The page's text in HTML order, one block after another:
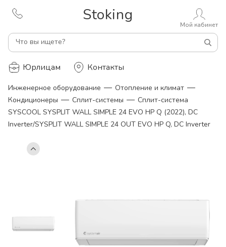
Stoking
Что вы ищете?
Мой кабинет
Юрлицам Контакты
Инженерное оборудование — Отопление и климат —
Кондиционеры — Сплит-системы — Сплит-система
SYSCOOL SYSPLIT WALL SIMPLE 24 EVO HP Q (2022), DC
Inverter/SYSPLIT WALL SIMPLE 24 OUT EVO HP Q, DC Inverter